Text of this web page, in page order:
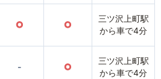
○ ○
三ツ沢上町駅
から車で4分
- ○
三ツ沢上町駅
から車で4分